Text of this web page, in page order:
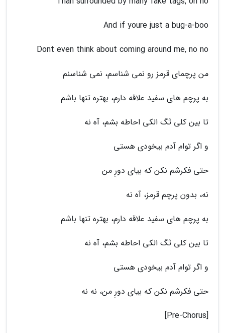
And if youre just a bug-a-boo
Dont even think about coming around me, no no
من پرچمای قرمز رو نمی شناسم، نمی شناسنم
به پرچم های سفید علاقه دارم، بهتره تنها باشم
تا بین کلی تَگ الکی احاطه بشم، آه نه
و اگر توام آدم بیخودی هستی
حتی فکرشم نکن که بیای دورِ من
نه، بدون پرچم قرمز، آه نه
به پرچم های سفید علاقه دارم، بهتره تنها باشم
تا بین کلی تَگ الکی احاطه بشم، آه نه
و اگر توام آدم بیخودی هستی
حتی فکرشم نکن که بیای دورِ من، نه نه
[Pre-Chorus]